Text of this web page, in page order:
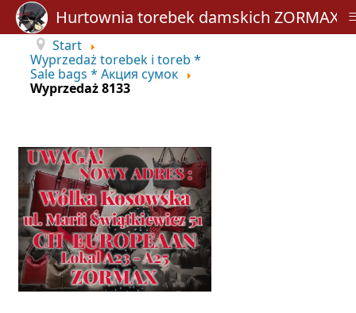
Start
Wyprzedaż torebek i toreb *
Sale bags * Акция сумок
Wyprzedaż 8133
Hurtownia torebek damskich ZORMAX